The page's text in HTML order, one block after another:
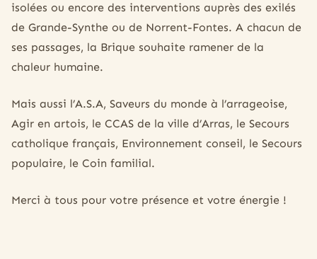
isolées ou encore des interventions auprès des exilés
de Grande-Synthe ou de Norrent-Fontes. A chacun de
ses passages, la Brique souhaite ramener de la
chaleur humaine.
Mais aussi l’A.S.A, Saveurs du monde à l’arrageoise,
Agir en artois, le CCAS de la ville d’Arras, le Secours
catholique français, Environnement conseil, le Secours
populaire, le Coin familial.
Merci à tous pour votre présence et votre énergie !